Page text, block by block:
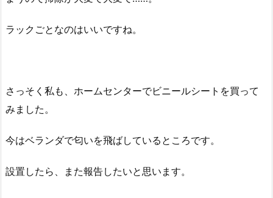
ラックごとなのはいいですね。
さっそく私も、ホームセンターでビニールシートを買って
みました。
今はベランダで匂いを飛ばしているところです。
設置したら、また報告したいと思います。